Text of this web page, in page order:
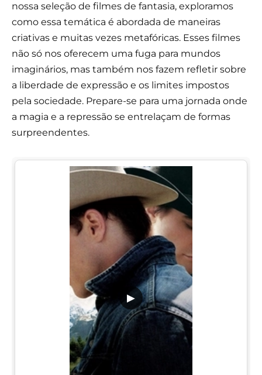
nossa seleção de filmes de fantasia, exploramos
como essa temática é abordada de maneiras
criativas e muitas vezes metafóricas. Esses filmes
não só nos oferecem uma fuga para mundos
imaginários, mas também nos fazem refletir sobre
a liberdade de expressão e os limites impostos
pela sociedade. Prepare-se para uma jornada onde
a magia e a repressão se entrelaçam de formas
surpreendentes.
▶